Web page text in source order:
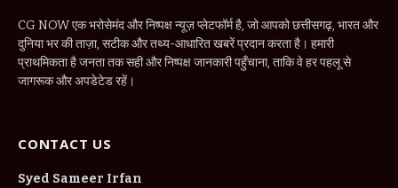
CG NOW एक भरोसेमंद और निष्पक्ष न्यूज़ प्लेटफॉर्म है, जो आपको छत्तीसगढ़, भारत और
दुनिया भर की ताज़ा, सटीक और तथ्य-आधारित खबरें प्रदान करता है। हमारी
प्राथमिकता है जनता तक सही और निष्पक्ष जानकारी पहुँचाना, ताकि वे हर पहलू से
जागरूक और अपडेटेड रहें।
CONTACT US
Syed Sameer Irfan